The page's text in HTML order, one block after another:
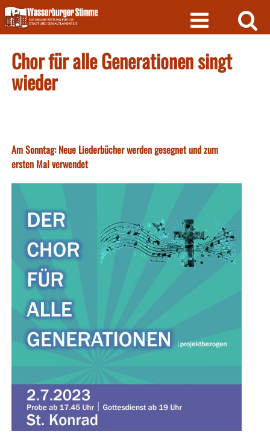
Skip
to
content
Chor für alle Generationen singt
wieder
Am Sonntag: Neue Liederbücher werden gesegnet und zum
ersten Mal verwendet